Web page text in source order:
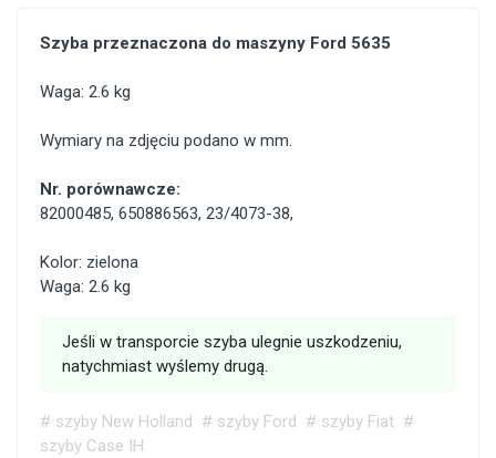
Szyba przeznaczona do maszyny Ford 5635
Waga: 2.6 kg
Wymiary na zdjęciu podano w mm.
Nr. porównawcze:
82000485, 650886563, 23/4073-38,
Kolor: zielona
Waga: 2.6 kg
Jeśli w transporcie szyba ulegnie uszkodzeniu,
natychmiast wyślemy drugą.
# szyby New Holland # szyby Ford # szyby Fiat #
szyby Case IH